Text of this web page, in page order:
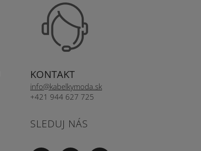
KONTAKT
info@kabelkymoda.sk
+421 944 627 725
SLEDUJ NÁS